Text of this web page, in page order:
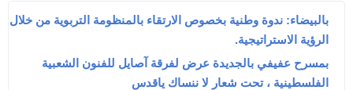
بالبيضاء: ندوة وطنية بخصوص الارتقاء بالمنظومة التربوية من خلال
الرؤية الاستراتيجية.
بمسرح عفيفي بالجديدة عرض لفرقة آصايل للفنون الشعبية
الفلسطينية ، تحت شعار لا ننساك ياقدس